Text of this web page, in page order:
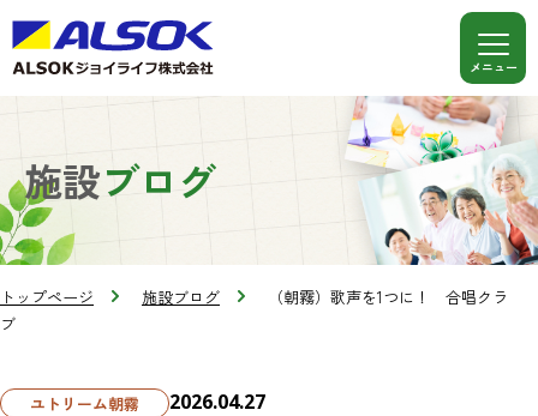
施設ブログ
トップページ 施設ブログ
（朝霧）歌声を1つに！ 合唱クラ
ブ
ユトリーム朝霧 2026.04.27